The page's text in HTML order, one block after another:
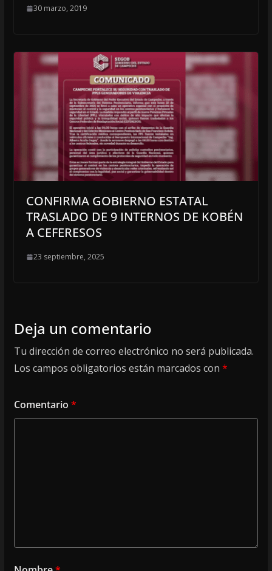
30 marzo, 2019
CONFIRMA GOBIERNO ESTATAL
TRASLADO DE 9 INTERNOS DE KOBÉN
A CEFERESOS
23 septiembre, 2025
Deja un comentario
Tu dirección de correo electrónico no será publicada.
Los campos obligatorios están marcados con *
Comentario *